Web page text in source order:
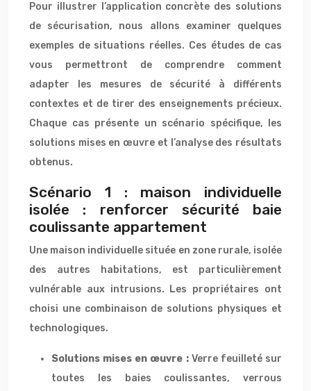
Pour illustrer l’application concrète des solutions
de sécurisation, nous allons examiner quelques
exemples de situations réelles. Ces études de cas
vous permettront de comprendre comment
adapter les mesures de sécurité à différents
contextes et de tirer des enseignements précieux.
Chaque cas présente un scénario spécifique, les
solutions mises en œuvre et l’analyse des résultats
obtenus.
Scénario 1 : maison individuelle
isolée : renforcer sécurité baie
coulissante appartement
Une maison individuelle située en zone rurale, isolée
des autres habitations, est particulièrement
vulnérable aux intrusions. Les propriétaires ont
choisi une combinaison de solutions physiques et
technologiques.
Solutions mises en œuvre : Verre feuilleté sur
toutes les baies coulissantes, verrous